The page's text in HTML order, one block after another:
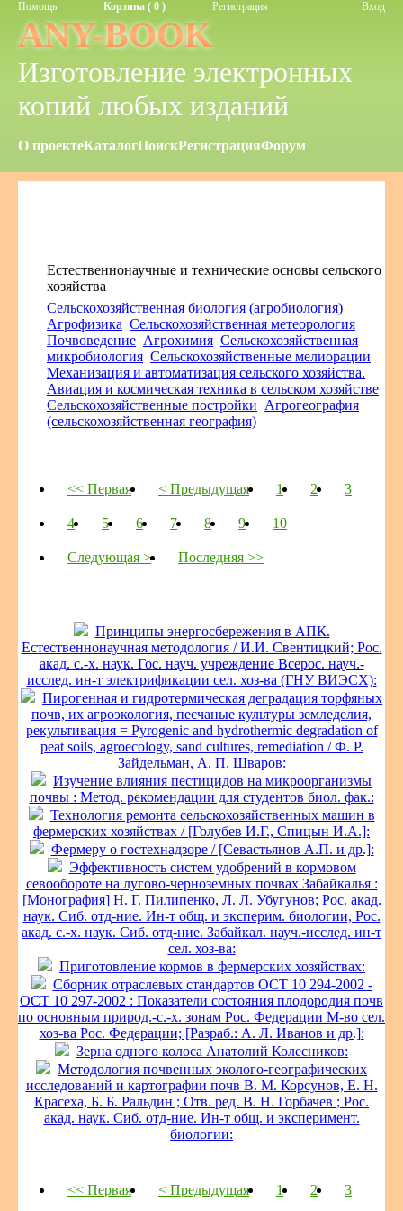
Помощь Корзина ( 0 ) Регистрация Вход
ANY-BOOK
Изготовление электронных
копий любых изданий
О проектеКаталогПоискРегистрацияФорум
Естественнонаучные и технические основы сельского
хозяйства
Сельскохозяйственная биология (агробиология)
Агрофизика Сельскохозяйственная метеорология
Почвоведение Агрохимия Сельскохозяйственная
микробиология Сельскохозяйственные мелиорации
Механизация и автоматизация сельского хозяйства.
Авиация и космическая техника в сельском хозяйстве
Сельскохозяйственные постройки Агрогеография
(сельскохозяйственная география)
<< Первая < Предыдущая 1 2 3
4 5 6 7 8 9 10
Следующая > Последняя >>
Принципы энергосбережения в АПК.
Естественнонаучная методология / И.И. Свентицкий; Рос.
акад. с.-х. наук. Гос. науч. учреждение Всерос. науч.-
исслед. ин-т электрификации сел. хоз-ва (ГНУ ВИЭСХ):
Пирогенная и гидротермическая деградация торфяных
почв, их агроэкология, песчаные культуры земледелия,
рекультивация = Pyrogenic and hydrothermic degradation of
peat soils, agroecology, sand cultures, remediation / Ф. Р.
Зайдельман, А. П. Шваров:
Изучение влияния пестицидов на микроорганизмы
почвы : Метод. рекомендации для студентов биол. фак.:
Технология ремонта сельскохозяйственных машин в
фермерских хозяйствах / [Голубев И.Г., Спицын И.А.]:
Фермеру о гостехнадзоре / [Севастьянов А.П. и др.]:
Эффективность систем удобрений в кормовом
севообороте на лугово-черноземных почвах Забайкалья :
[Монография] Н. Г. Пилипенко, Л. Л. Убугунов; Рос. акад.
наук. Сиб. отд-ние. Ин-т общ. и эксперим. биологии, Рос.
акад. с.-х. наук. Сиб. отд-ние. Забайкал. науч.-исслед. ин-т
сел. хоз-ва:
Приготовление кормов в фермерских хозяйствах:
Сборник отраслевых стандартов ОСТ 10 294-2002 -
ОСТ 10 297-2002 : Показатели состояния плодородия почв
по основным природ.-с.-х. зонам Рос. Федерации М-во сел.
хоз-ва Рос. Федерации; [Разраб.: А. Л. Иванов и др.]:
Зерна одного колоса Анатолий Колесников:
Методология почвенных эколого-географических
исследований и картографии почв В. М. Корсунов, Е. Н.
Красеха, Б. Б. Ральдин ; Отв. ред. В. Н. Горбачев ; Рос.
акад. наук. Сиб. отд-ние. Ин-т общ. и эксперимент.
биологии:
<< Первая < Предыдущая 1 2 3